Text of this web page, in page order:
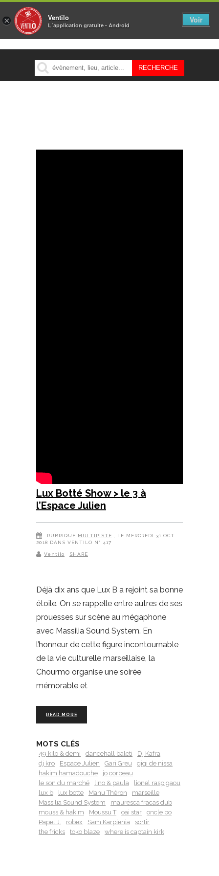
MENU
Lux Botté Show > le 3 à
l’Espace Julien
RUBRIQUE MULTIPISTE
, LE MERCREDI 31 OCT
2018 DANS VENTILO N° 417
Ventilo SHARE
Déjà dix ans que Lux B a rejoint sa bonne
étoile. On se rappelle entre autres de ses
prouesses sur scène au mégaphone
avec Massilia Sound System. En
l’honneur de cette figure incontournable
de la vie culturelle marseillaise, la
Chourmo organise une soirée
mémorable et
READ MORE
MOTS CLÉS
49 kilo & demi dancehall baleti
Dj Kafra
dj kro
Espace Julien Gari Greu
gigi de nissa
hakim hamadouche
jo corbeau
le son du marché
lino & paula
lionel raspigaou
lux b
lux botte Manu Théron
marseille
Massilia Sound System
mauresca fracas dub
mouss & hakim
Moussu T oai star
oncle bo
Papet J.
robex Sam Karpienia
sortir
the fricks
toko blaze where is captain kirk
× Ventilo
L´application gratuite - Android
Voir